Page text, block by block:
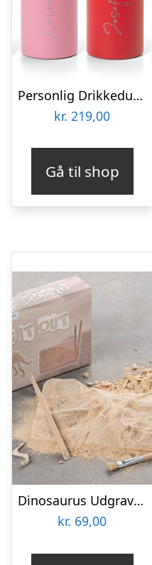
Personlig Drikkedunk med Navn – 355 ml
kr. 219,00
Gå til shop
Dinosaurus Udgravningssæt
kr. 69,00